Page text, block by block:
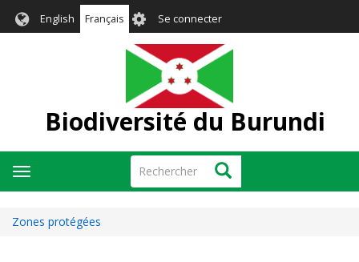
English Français User
account
menu
Se connecter
Biodiversité du Burundi
Rechercher Rechercher
Toggle
navigation
Zones protégées